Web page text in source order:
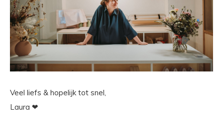
Veel liefs & hopelijk tot snel,
Laura ❤